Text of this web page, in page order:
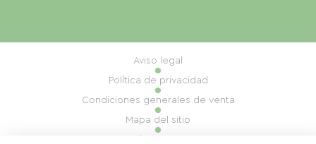
Aviso legal
Política de privacidad
Condiciones generales de venta
Mapa del sitio